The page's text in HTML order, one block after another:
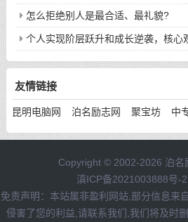
怎么拒绝别人是最合适、最礼貌?
个人实现阶层跃升和成长逆袭，核心
下八件事
友情链接
昆明电脑网 泊名励志网 聚宝坊 中
Copyright © 2002-2026 泊名
滇ICP备2021003888号-2
免责声明：本站属非盈利网站,部分信息来
侵害了您的利益,请联系我们,我们将及时删